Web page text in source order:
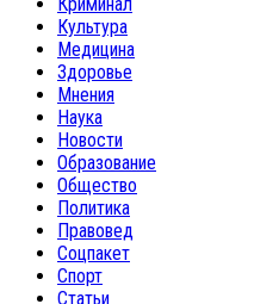
Культура
Медицина
Здоровье
Мнения
Наука
Новости
Образование
Общество
Политика
Правовед
Соцпакет
Спорт
Статьи